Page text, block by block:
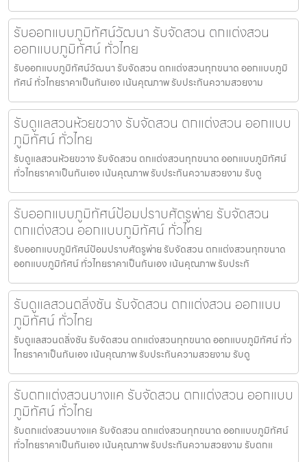
รับออกแบบภูมิทัศน์วัฒนา รับจัดสวน ตกแต่งสวน
ออกแบบภูมิทัศน์ ทั่วไทย
รับออกแบบภูมิทัศน์วัฒนา รับจัดสวน ตกแต่งสวนทุกขนาด ออกแบบภูมิ
ทัศน์ ทั่วไทยราคาเป็นกันเอง เน้นคุณภาพ รับประกันความสวยงาม
รับดูแลสวนห้วยขวาง รับจัดสวน ตกแต่งสวน ออกแบบ
ภูมิทัศน์ ทั่วไทย
รับดูแลสวนห้วยขวาง รับจัดสวน ตกแต่งสวนทุกขนาด ออกแบบภูมิทัศน์
ทั่วไทยราคาเป็นกันเอง เน้นคุณภาพ รับประกันความสวยงาม รับดู
รับออกแบบภูมิทัศน์ป้อมปราบศัตรูพ่าย รับจัดสวน
ตกแต่งสวน ออกแบบภูมิทัศน์ ทั่วไทย
รับออกแบบภูมิทัศน์ป้อมปราบศัตรูพ่าย รับจัดสวน ตกแต่งสวนทุกขนาด
ออกแบบภูมิทัศน์ ทั่วไทยราคาเป็นกันเอง เน้นคุณภาพ รับประกั
รับดูแลสวนตลิ่งชัน รับจัดสวน ตกแต่งสวน ออกแบบ
ภูมิทัศน์ ทั่วไทย
รับดูแลสวนตลิ่งชัน รับจัดสวน ตกแต่งสวนทุกขนาด ออกแบบภูมิทัศน์ ทั่ว
ไทยราคาเป็นกันเอง เน้นคุณภาพ รับประกันความสวยงาม รับดู
รับตกแต่งสวนบางแค รับจัดสวน ตกแต่งสวน ออกแบบ
ภูมิทัศน์ ทั่วไทย
รับตกแต่งสวนบางแค รับจัดสวน ตกแต่งสวนทุกขนาด ออกแบบภูมิทัศน์
ทั่วไทยราคาเป็นกันเอง เน้นคุณภาพ รับประกันความสวยงาม รับตกแ